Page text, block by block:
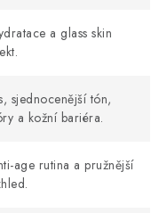
a glass skin
sjednocenější tón,
a kožní bariéra.
age rutina a pružnější